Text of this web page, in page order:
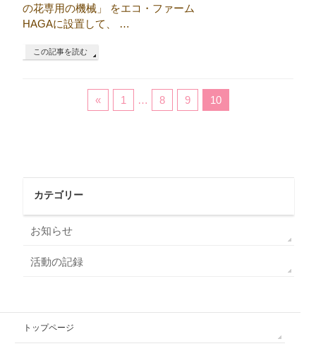
の花専用の機械」 をエコ・ファーム
HAGAに設置して、 …
この記事を読む
« 1 … 8 9 10
カテゴリー
お知らせ
活動の記録
トップページ